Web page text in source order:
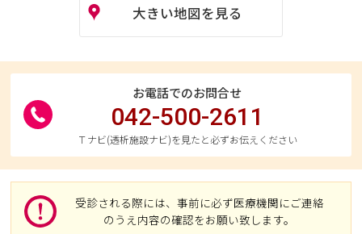
大きい地図を見る
お電話でのお問合せ
042-500-2611
Ｔナビ(透析施設ナビ)を見たと必ずお伝えください
受診される際には、事前に必ず医療機関にご連絡
のうえ内容の確認をお願い致します。